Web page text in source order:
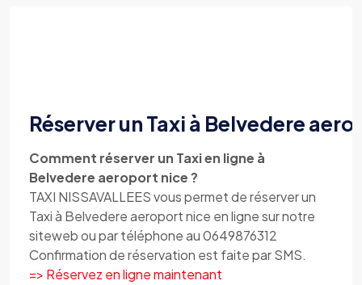
Réserver un Taxi à Belvedere
Comment réserver un Taxi en ligne à
Belvedere aeroport nice ?
TAXI NISSAVALLEES vous permet de réserver un
Taxi à Belvedere aeroport nice en ligne sur notre
siteweb ou par téléphone au 0649876312
Confirmation de réservation est faite par SMS.
=> Réservez en ligne maintenant